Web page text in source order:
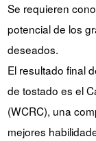
Se requieren
potencial de los
deseados.
El resultado final
de tostado es el
(WCRC), una
mejores